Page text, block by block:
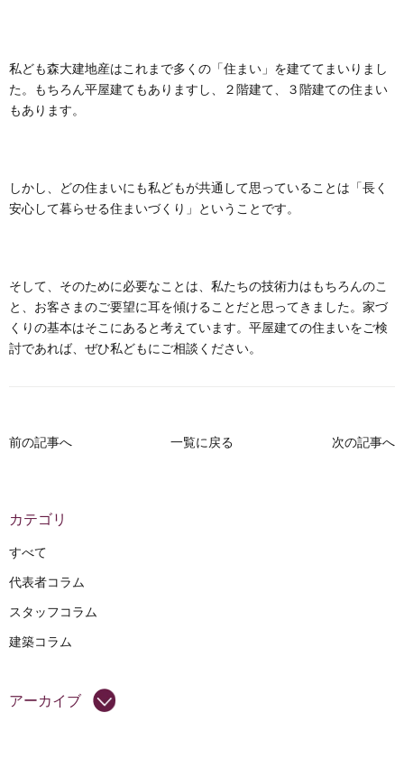
私ども森大建地産はこれまで多くの「住まい」を建ててまいりまし
た。もちろん平屋建てもありますし、２階建て、３階建ての住まい
もあります。
しかし、どの住まいにも私どもが共通して思っていることは「長く
安心して暮らせる住まいづくり」ということです。
そして、そのために必要なことは、私たちの技術力はもちろんのこ
と、お客さまのご要望に耳を傾けることだと思ってきました。家づ
くりの基本はそこにあると考えています。平屋建ての住まいをご検
討であれば、ぜひ私どもにご相談ください。
前の記事へ 一覧に戻る 次の記事へ
カテゴリ
すべて
代表者コラム
スタッフコラム
建築コラム
アーカイブ